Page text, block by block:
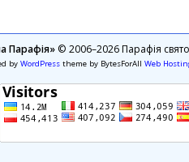
Парафія»© 2006–2026 Парафія
by WordPresstheme by BytesForAll Web